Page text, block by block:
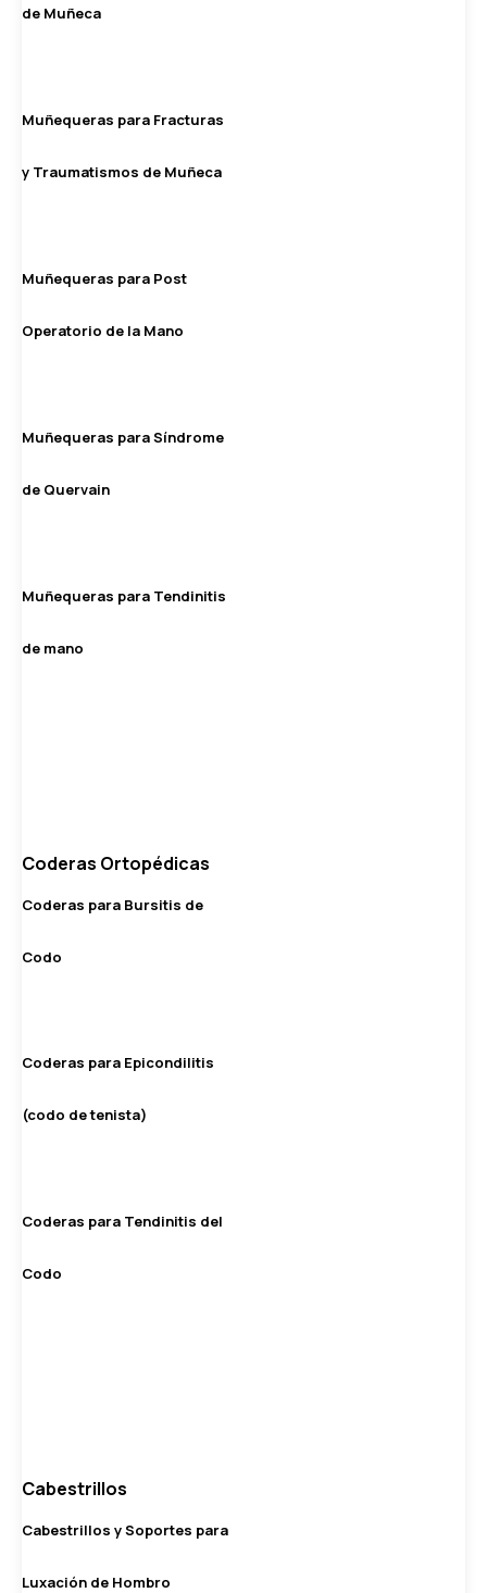
de Muñeca
Muñequeras para Fracturas
y Traumatismos de Muñeca
Muñequeras para Post
Operatorio de la Mano
Muñequeras para Síndrome
de Quervain
Muñequeras para Tendinitis
de mano
Coderas Ortopédicas
Coderas para Bursitis de
Codo
Coderas para Epicondilitis
(codo de tenista)
Coderas para Tendinitis del
Codo
Cabestrillos
Cabestrillos y Soportes para
Luxación de Hombro